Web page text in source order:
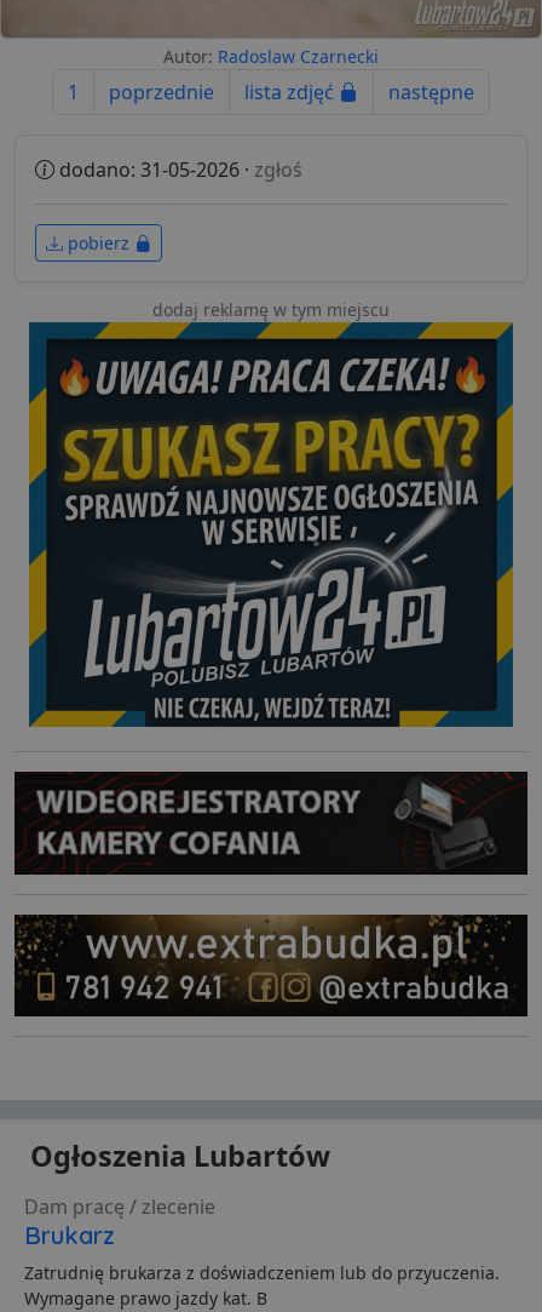
Autor: Radoslaw Czarnecki
1 poprzednie lista zdjęć następne
dodano: 31-05-2026 · zgłoś
pobierz
dodaj reklamę w tym miejscu
Ogłoszenia Lubartów
Dam pracę / zlecenie
Brukarz
Zatrudnię brukarza z doświadczeniem lub do przyuczenia.
Wymagane prawo jazdy kat. B